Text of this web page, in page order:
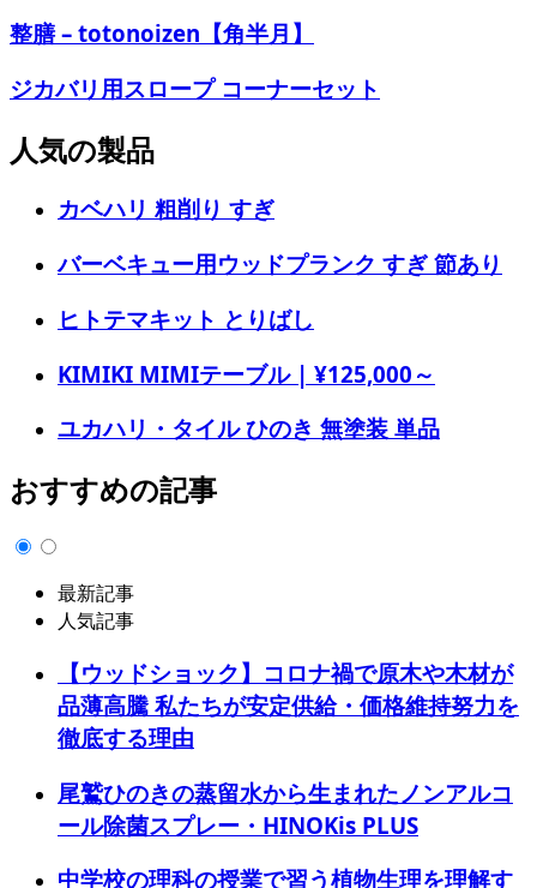
整膳 – totonoizen【角半月】
ジカバリ用スロープ コーナーセット
人気の製品
カベハリ 粗削り すぎ
バーベキュー用ウッドプランク すぎ 節あり
ヒトテマキット とりばし
KIMIKI MIMIテーブル | ¥125,000～
ユカハリ・タイル ひのき 無塗装 単品
おすすめの記事
最新記事
人気記事
【ウッドショック】コロナ禍で原木や木材が
品薄高騰 私たちが安定供給・価格維持努力を
徹底する理由
尾鷲ひのきの蒸留水から生まれたノンアルコ
ール除菌スプレー・HINOKis PLUS
中学校の理科の授業で習う植物生理を理解す